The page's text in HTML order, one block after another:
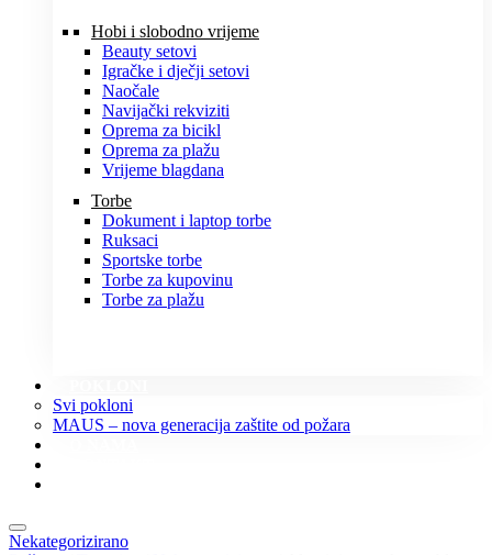
Hobi i slobodno vrijeme
Beauty setovi
Igračke i dječji setovi
Naočale
Navijački rekviziti
Oprema za bicikl
Oprema za plažu
Vrijeme blagdana
Torbe
Dokument i laptop torbe
Ruksaci
Sportske torbe
Torbe za kupovinu
Torbe za plažu
Svi pokloni
MAUS – nova generacija zaštite od požara
Nekategorizirano